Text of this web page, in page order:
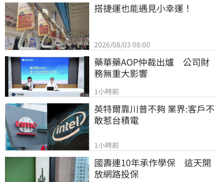
搭捷運也能遇見小幸運！
2026/08/03 08:00
藥華藥AOP仲裁出爐　公司財
務無重大影響
1小時前
英特爾靠川普不夠 業界:客戶不
敢惹台積電
1小時前
國壽連10年承作學保　這天開
放網路投保